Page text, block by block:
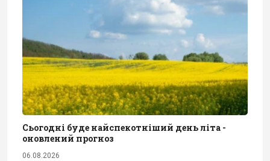
Сьогодні буде найспекотніший день літа -
оновлений прогноз
06.08.2026